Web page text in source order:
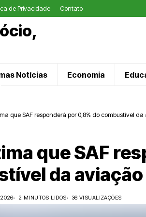
de Privacidade Contato
Notícias Economia
que SAF responderá por 0,8% do combustível
que SAF
da
2 MINUTOS LIDOS 36 VISUALIZAÇÕES